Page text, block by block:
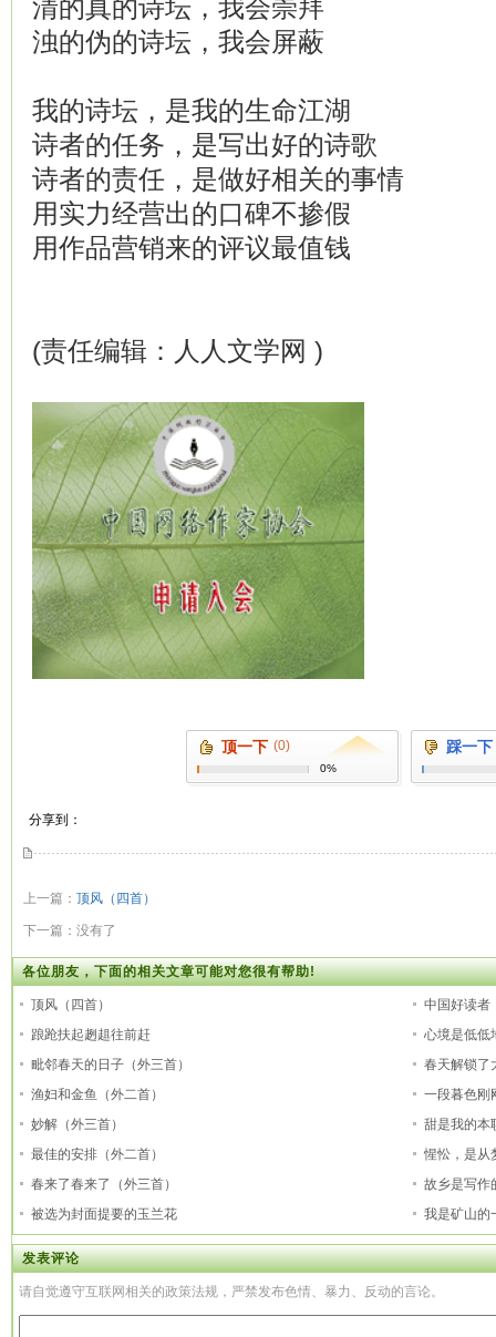
清的真的诗坛，我会崇拜
浊的伪的诗坛，我会屏蔽
我的诗坛，是我的生命江湖
诗者的任务，是写出好的诗歌
诗者的责任，是做好相关的事情
用实力经营出的口碑不掺假
用作品营销来的评议最值钱
(责任编辑：人人文学网 )
顶一下 (0)
0%
踩一下
分享到：
上一篇： 顶风（四首）
下一篇：没有了
各位朋友，下面的相关文章可能对您很有帮助!
顶风（四首）
中国好读者
踉跄扶起趔趄往前赶
心境是低低
毗邻春天的日子（外三首）
春天解锁了
渔妇和金鱼（外二首）
一段暮色刚
妙解（外三首）
甜是我的本
最佳的安排（外二首）
惺忪，是从
春来了春来了（外三首）
故乡是写作
被选为封面提要的玉兰花
我是矿山的
发表评论
请自觉遵守互联网相关的政策法规，严禁发布色情、暴力、反动的言论。